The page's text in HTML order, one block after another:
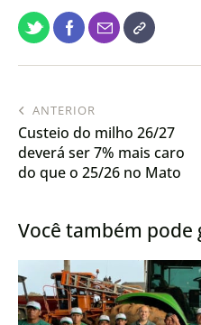
ANTERIOR
Custeio do milho 26/27
deverá ser 7% mais caro
do que o 25/26 no Mato
Você também pode